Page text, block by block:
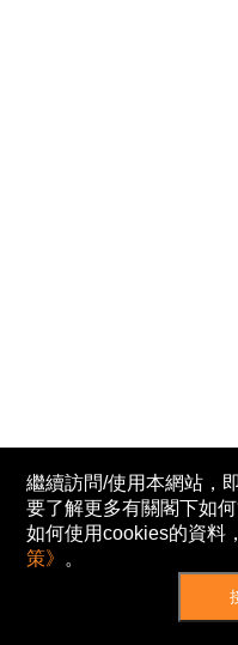
繼續訪問/使用本網站，
要了解更多有關閣下如
如何使用cookies的資料
策》 。